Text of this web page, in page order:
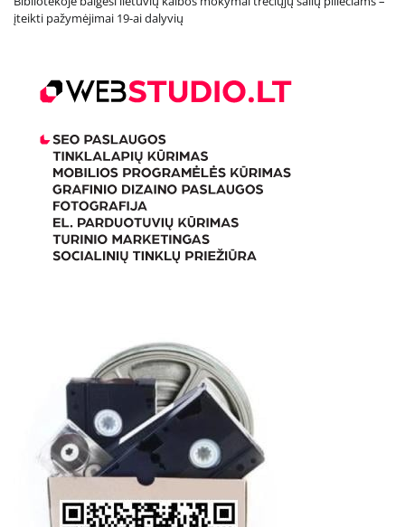
įteikti pažymėjimai 19-ai dalyvių